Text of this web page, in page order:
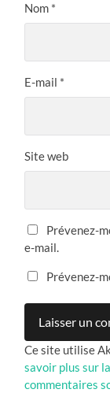
Nom *
E-mail *
Site web
Prévenez-
e-mail.
Prévenez-
Ce site utilise
savoir plus sur
commentaires